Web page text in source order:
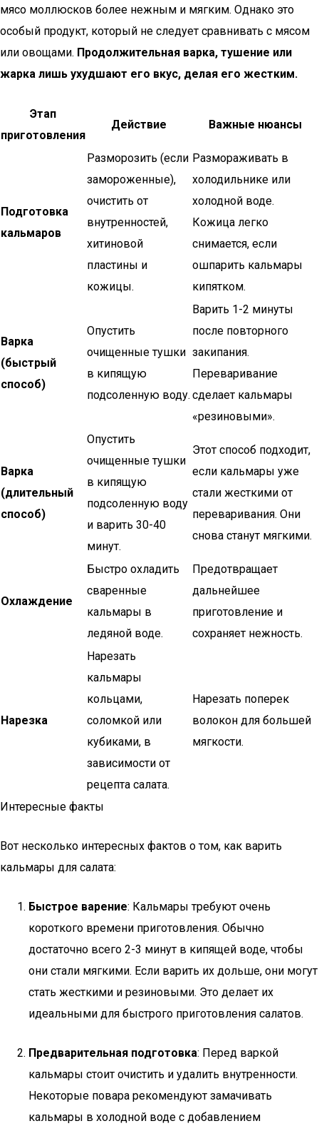
мясо моллюсков более нежным и мягким. Однако это
особый продукт, который не следует сравнивать с мясом
или овощами. Продолжительная варка, тушение или
жарка лишь ухудшают его вкус, делая его жестким.
Этап
приготовления
Действие Важные нюансы
Подготовка
кальмаров
Разморозить (если
замороженные),
очистить от
внутренностей,
хитиновой
пластины и
кожицы.
Размораживать в
холодильнике или
холодной воде.
Кожица легко
снимается, если
ошпарить кальмары
кипятком.
Варка
(быстрый
способ)
Опустить
очищенные тушки
в кипящую
подсоленную воду.
Варить 1-2 минуты
после повторного
закипания.
Переваривание
сделает кальмары
«резиновыми».
Варка
(длительный
способ)
Опустить
очищенные тушки
в кипящую
подсоленную воду
и варить 30-40
минут.
Этот способ подходит,
если кальмары уже
стали жесткими от
переваривания. Они
снова станут мягкими.
Охлаждение
Быстро охладить
сваренные
кальмары в
ледяной воде.
Предотвращает
дальнейшее
приготовление и
сохраняет нежность.
Нарезка
Нарезать
кальмары
кольцами,
соломкой или
кубиками, в
зависимости от
рецепта салата.
Нарезать поперек
волокон для большей
мягкости.
Интересные факты
Вот несколько интересных фактов о том, как варить
кальмары для салата:
Быстрое варение: Кальмары требуют очень
короткого времени приготовления. Обычно
достаточно всего 2-3 минут в кипящей воде, чтобы
они стали мягкими. Если варить их дольше, они могут
стать жесткими и резиновыми. Это делает их
идеальными для быстрого приготовления салатов.
Предварительная подготовка: Перед варкой
кальмары стоит очистить и удалить внутренности.
Некоторые повара рекомендуют замачивать
кальмары в холодной воде с добавлением